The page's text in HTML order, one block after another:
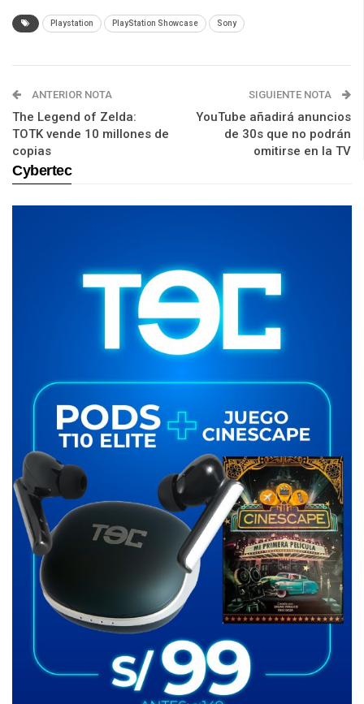
Playstation PlayStation Showcase Sony
ANTERIOR NOTA
The Legend of Zelda:
TOTK vende 10 millones de
copias
SIGUIENTE NOTA
YouTube añadirá anuncios
de 30s que no podrán
omitirse en la TV
Cybertec